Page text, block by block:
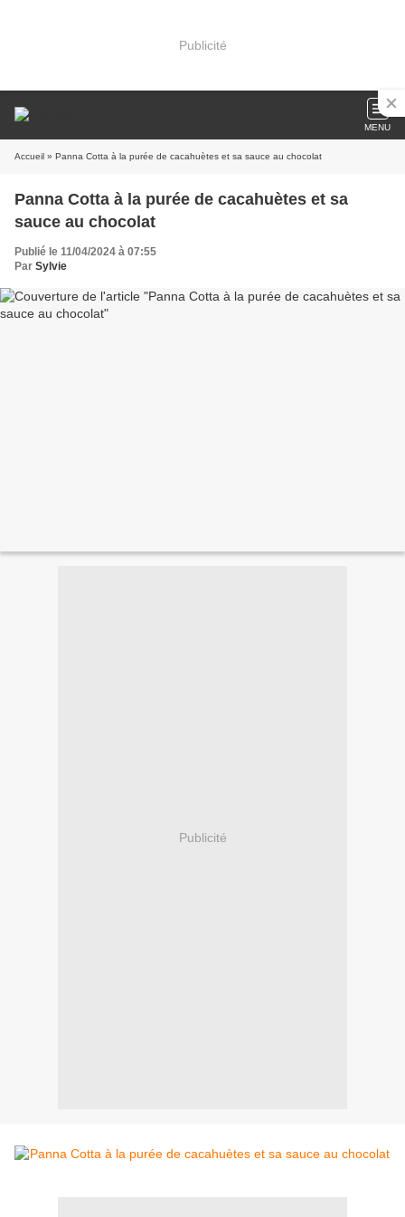
Publicité
MENU
Accueil » Panna Cotta à la purée de cacahuètes et sa sauce au chocolat
Panna Cotta à la purée de cacahuètes et sa
sauce au chocolat
Publié le 11/04/2024 à 07:55
Par Sylvie
Publicité